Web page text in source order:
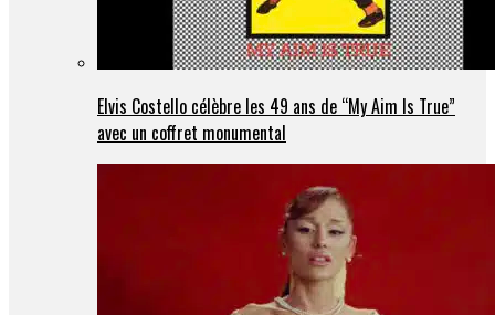
Elvis Costello célèbre les 49 ans de “My Aim Is True”
avec un coffret monumental